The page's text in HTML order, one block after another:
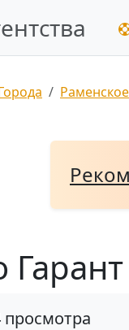
Раменское
Гарант